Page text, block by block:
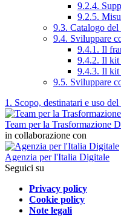
9.2.4.
9.2.5.
9.3. Catalogo del
9.4. Sviluppare
9.4.1. Il
9.4.2. Il kit
9.4.3. Il
9.5. Sviluppare
1. Scopo, destinatari e uso
Team per la Trasformazione
in collaborazione con
Agenzia per l'Italia Digitale
Seguici su
Privacy policy
Cookie policy
Note legali